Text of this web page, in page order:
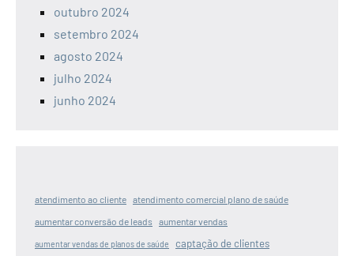
outubro 2024
setembro 2024
agosto 2024
julho 2024
junho 2024
atendimento ao cliente atendimento comercial plano de saúde
aumentar conversão de leads
aumentar vendas
aumentar vendas de planos de saúde captação de clientes